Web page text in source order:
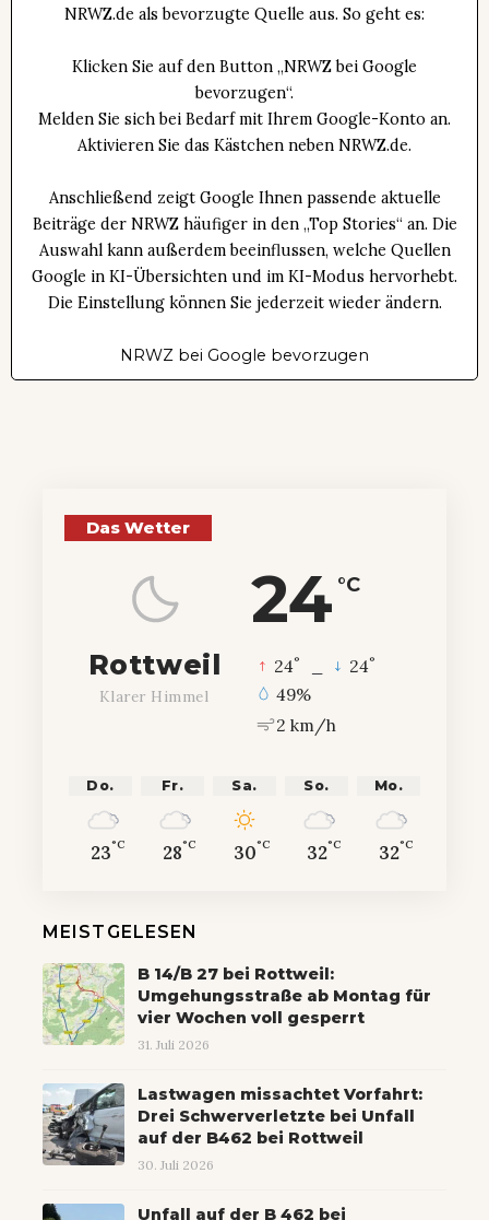
NRWZ.de als bevorzugte Quelle aus. So geht es:
Klicken Sie auf den Button „NRWZ bei Google
bevorzugen“.
Melden Sie sich bei Bedarf mit Ihrem Google-Konto an.
Aktivieren Sie das Kästchen neben NRWZ.de.
Anschließend zeigt Google Ihnen passende aktuelle
Beiträge der NRWZ häufiger in den „Top Stories“ an. Die
Auswahl kann außerdem beeinflussen, welche Quellen
Google in KI-Übersichten und im KI-Modus hervorhebt.
Die Einstellung können Sie jederzeit wieder ändern.
NRWZ bei Google bevorzugen
Das Wetter
24 °C
Rottweil
Klarer Himmel
24° 24°
49%
2 km/h
Do.
23°C
Fr.
28°C
Sa.
30°C
So.
32°C
Mo.
32°C
MEISTGELESEN
B 14/B 27 bei Rottweil:
Umgehungsstraße ab Montag für
vier Wochen voll gesperrt
31. Juli 2026
Lastwagen missachtet Vorfahrt:
Drei Schwerverletzte bei Unfall
auf der B462 bei Rottweil
30. Juli 2026
Unfall auf der B 462 bei